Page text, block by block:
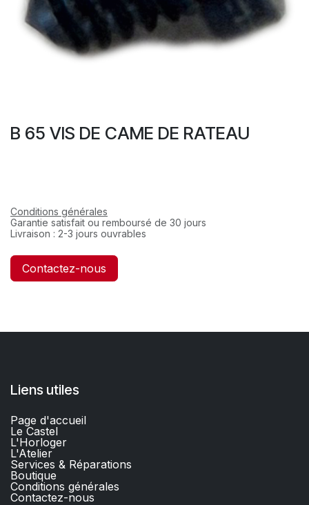
B 65 VIS DE CAME DE RATEAU
Conditions générales
Garantie satisfait ou remboursé de 30 jours
Livraison : 2-3 jours ouvrables
Contactez-nous
Liens utiles
Page d'accueil
Le Castel
L'Horloger
L'Atelier
Services & Réparations
Boutique
Conditions générales
Contactez-nous​